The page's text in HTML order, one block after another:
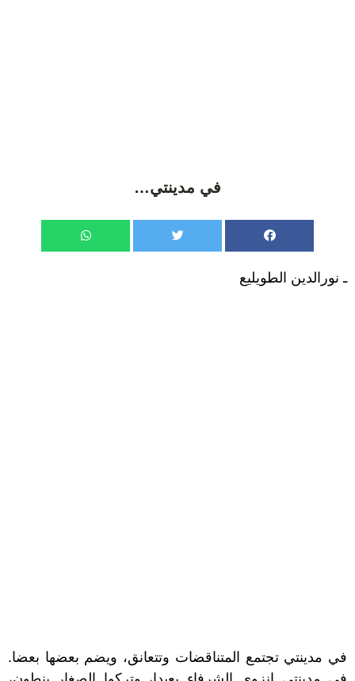
في مدينتي…
ـ نورالدين الطويليع
في مدينتي تجتمع المتناقضات وتتعانق، ويضم بعضها بعضا.